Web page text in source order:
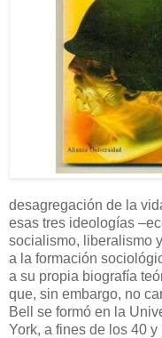
desagregación de la
esas tres ideologías
socialismo, liberalismo
a la formación
a su propia biografía
que, sin embargo, no
Bell se formó en la
York, a fines de los 40